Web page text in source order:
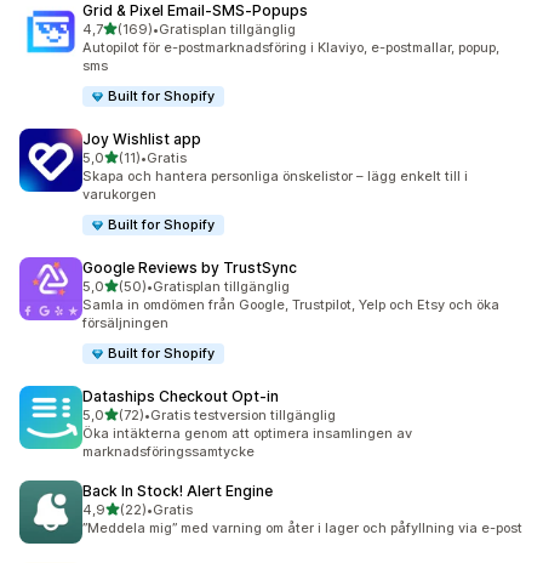
Grid & Pixel Email‑SMS‑Popups
4,7av 5 stjärnor
(169)
169 recensioner totalt
•Gratisplan tillgänglig
Autopilot för e-postmarknadsföring i Klaviyo, e-postmallar, popup,
sms
Built for Shopify
Joy Wishlist app
5,0av 5 stjärnor
(11)
11 recensioner totalt
•Gratis
Skapa och hantera personliga önskelistor – lägg enkelt till i
varukorgen
Built for Shopify
Google Reviews by TrustSync
5,0av 5 stjärnor
(50)
50 recensioner totalt
•Gratisplan tillgänglig
Samla in omdömen från Google, Trustpilot, Yelp och Etsy och öka
försäljningen
Built for Shopify
Dataships Checkout Opt‑in
5,0av 5 stjärnor
(72)
72 recensioner totalt
•Gratis testversion tillgänglig
Öka intäkterna genom att optimera insamlingen av
marknadsföringssamtycke
Back In Stock! Alert Engine
4,9av 5 stjärnor
(22)
22 recensioner totalt
•Gratis
”Meddela mig” med varning om åter i lager och påfyllning via e-post